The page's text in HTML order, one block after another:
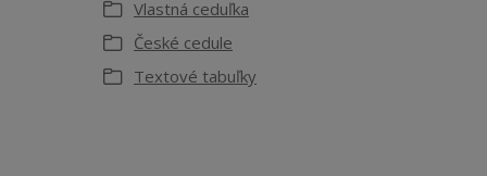
Vlastná ceduľka
České cedule
Textové tabuľky